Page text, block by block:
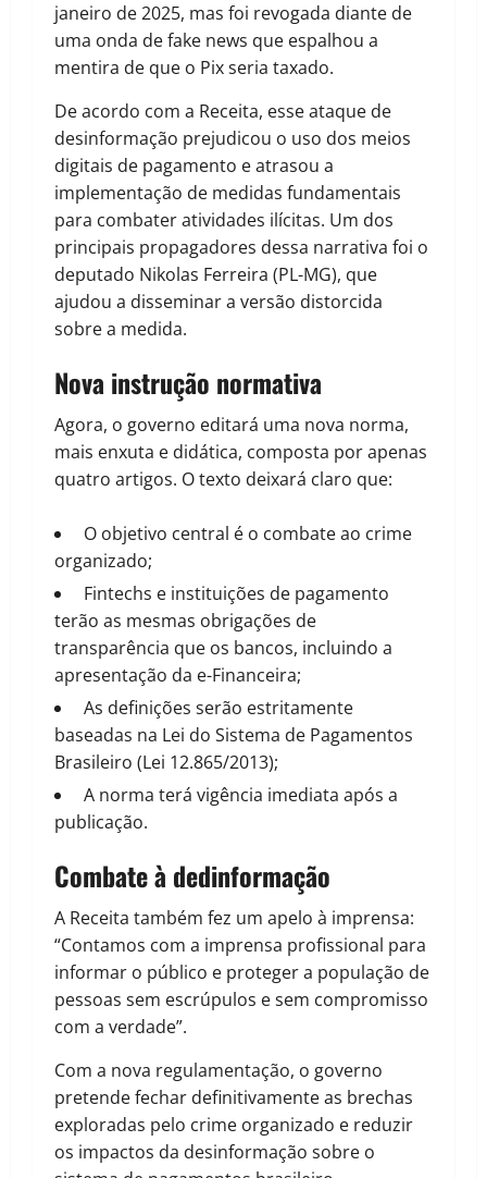
janeiro de 2025, mas foi revogada diante de
uma onda de fake news que espalhou a
mentira de que o Pix seria taxado.
De acordo com a Receita, esse ataque de
desinformação prejudicou o uso dos meios
digitais de pagamento e atrasou a
implementação de medidas fundamentais
para combater atividades ilícitas. Um dos
principais propagadores dessa narrativa foi o
deputado Nikolas Ferreira (PL-MG), que
ajudou a disseminar a versão distorcida
sobre a medida.
Nova instrução normativa
Agora, o governo editará uma nova norma,
mais enxuta e didática, composta por apenas
quatro artigos. O texto deixará claro que:
O objetivo central é o combate ao crime
organizado;
Fintechs e instituições de pagamento
terão as mesmas obrigações de
transparência que os bancos, incluindo a
apresentação da e-Financeira;
As definições serão estritamente
baseadas na Lei do Sistema de Pagamentos
Brasileiro (Lei 12.865/2013);
A norma terá vigência imediata após a
publicação.
Combate à dedinformação
A Receita também fez um apelo à imprensa:
“Contamos com a imprensa profissional para
informar o público e proteger a população de
pessoas sem escrúpulos e sem compromisso
com a verdade”.
Com a nova regulamentação, o governo
pretende fechar definitivamente as brechas
exploradas pelo crime organizado e reduzir
os impactos da desinformação sobre o